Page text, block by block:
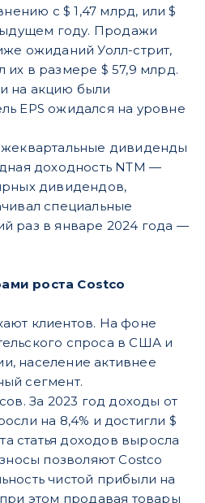
с $ 1,47 млрд, или $
году. Продажи
ожиданий Уолл-стрит,
их в размере $ 57,9 млрд.
на акцию были
ЕPS ожидался на уровне
дивиденды
доходность NTM —
дивидендов,
специальные
раз в январе 2024 года —
роста Costco
клиентов. На фоне
спроса в США и
население активнее
сегмент.
За 2023 год доходы от
на 8,4% и достигли $
статья доходов выросла
позволяют Costco
чистой прибыли на
этом продавая товары